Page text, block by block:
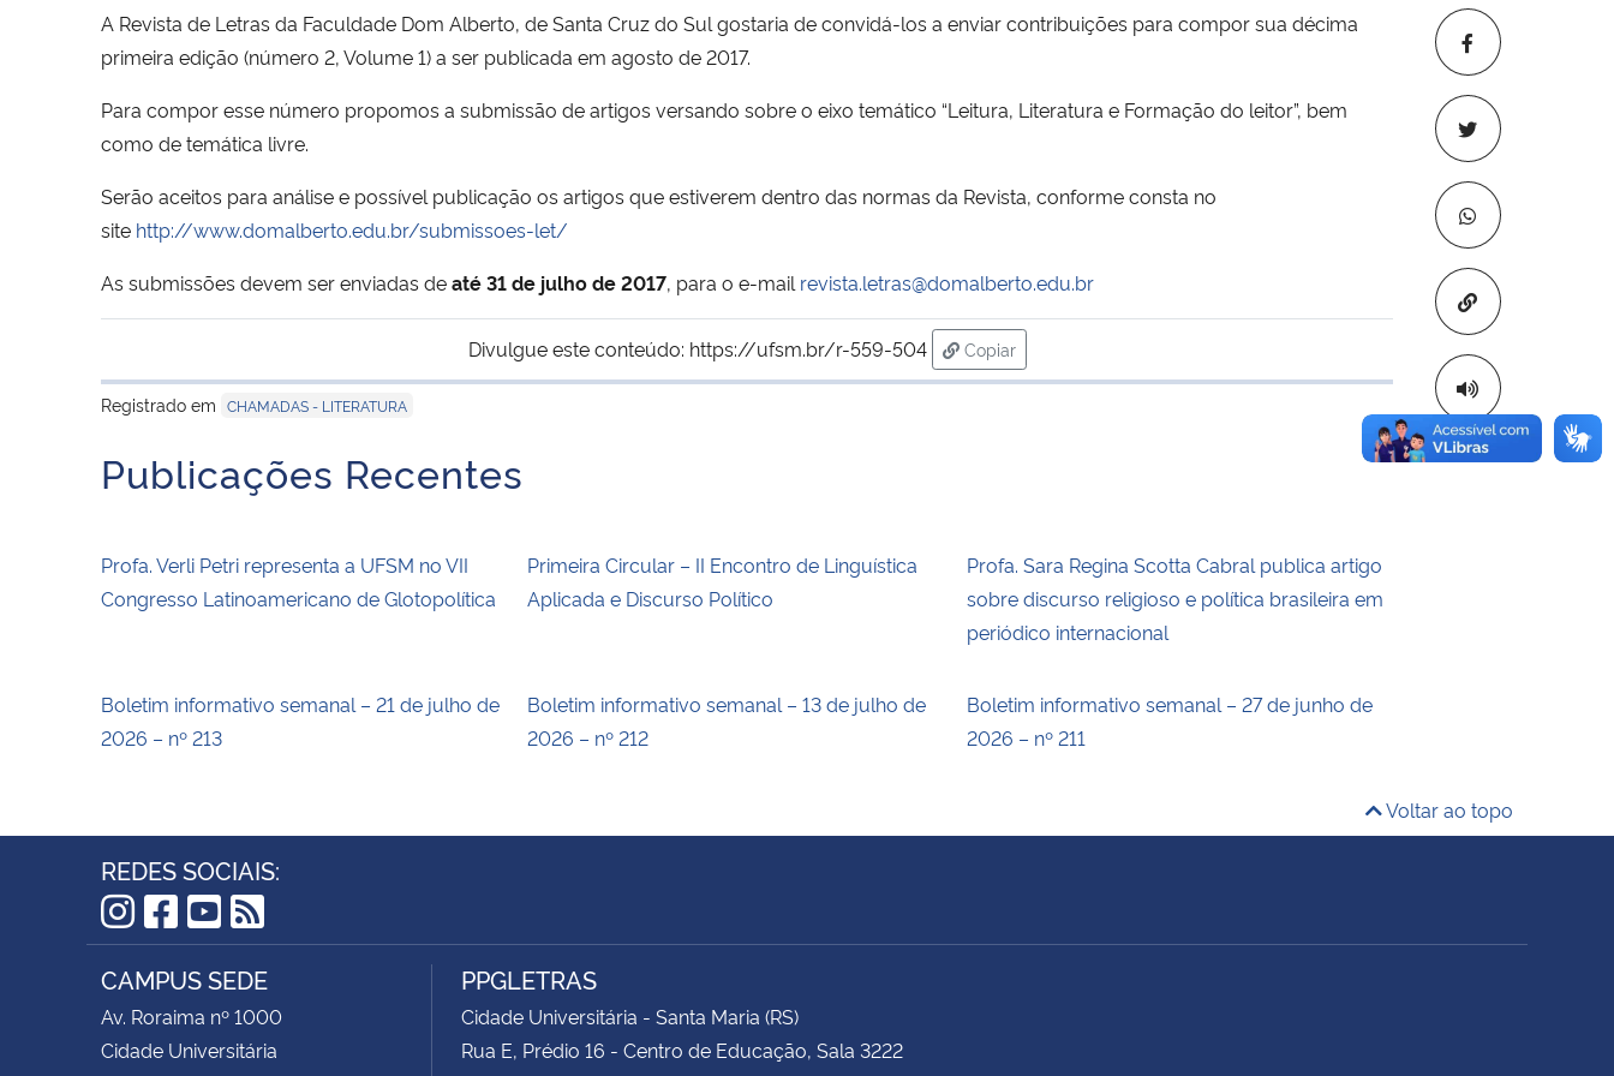
Copiar para
A Revista de Letras da Faculdade Dom Alberto, de Santa Cruz do Sul gostaria de convidá-los a enviar contribuições para compor sua décima
primeira edição (número 2, Volume 1) a ser publicada em agosto de 2017.
Para compor esse número propomos a submissão de artigos versando sobre o eixo temático “Leitura, Literatura e Formação do leitor”, bem
como de temática livre.
Serão aceitos para análise e possível publicação os artigos que estiverem dentro das normas da Revista, conforme consta no
site http://www.domalberto.edu.br/submissoes-let/
As submissões devem ser enviadas deaté 31 de julho de 2017, para o e-mail revista.letras@domalberto.edu.br
Divulgue este conteúdo: https://ufsm.br/r-559-504
Copiar
para área de transferência
Registrado em CHAMADAS - LITERATURA
Publicações Recentes
Profa. Verli Petri representa a UFSM no VII
Congresso Latinoamericano de Glotopolítica
Primeira Circular – II Encontro de Linguística
Aplicada e Discurso Político
Profa. Sara Regina Scotta Cabral publica artigo
sobre discurso religioso e política brasileira em
periódico internacional
Boletim informativo semanal – 21 de julho de
2026 – nº 213
Boletim informativo semanal – 13 de julho de
2026 – nº 212
Boletim informativo semanal – 27 de junho de
2026 – nº 211
Voltar ao topo
REDES SOCIAIS:
Instagram
Facebook
YouTube
RSS
CAMPUS SEDE
Av. Roraima nº 1000
Cidade Universitária
PPGLETRAS
Cidade Universitária - Santa Maria (RS)
Rua E, Prédio 16 - Centro de Educação, Sala 3222